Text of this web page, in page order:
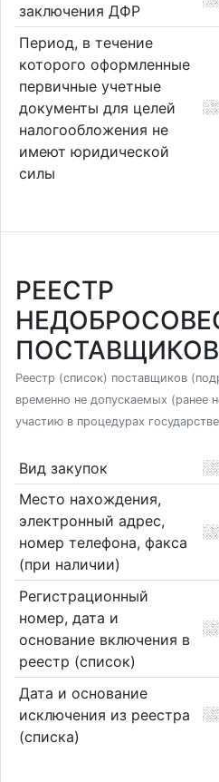
заключения ДФР
Период, в течение
которого оформленные
первичные учетные
документы для целей
налогообложения не
имеют юридической
силы
РЕЕСТР
ПОСТАВЩИКОВ
Реестр (список) поставщиков
временно не допускаемых (ранее
участию в процедурах
Вид закупок
Место нахождения,
электронный адрес,
номер телефона, факса
(при наличии)
Регистрационный
номер, дата и
основание включения в
реестр (список)
Дата и основание
исключения из реестра
(списка)